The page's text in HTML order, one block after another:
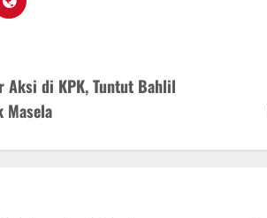
Aksi di KPK, Tuntut Bahlil
Masela